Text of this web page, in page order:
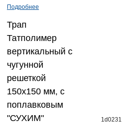
Подробнее
Трап
Татполимер
вертикальный с
чугунной
решеткой
150x150 мм, с
поплавковым
"СУХИМ"
1d0231